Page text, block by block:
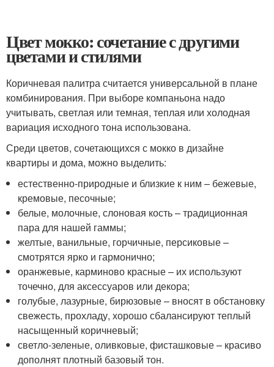
Цвет мокко: сочетание с другими
цветами и стилями
Коричневая палитра считается универсальной в плане
комбинирования. При выборе компаньона надо
учитывать, светлая или темная, теплая или холодная
вариация исходного тона использована.
Среди цветов, сочетающихся с мокко в дизайне
квартиры и дома, можно выделить:
естественно-природные и близкие к ним – бежевые,
кремовые, песочные;
белые, молочные, слоновая кость – традиционная
пара для нашей гаммы;
желтые, ванильные, горчичные, персиковые –
смотрятся ярко и гармонично;
оранжевые, карминово красные – их используют
точечно, для аксессуаров или декора;
голубые, лазурные, бирюзовые – вносят в обстановку
свежесть, прохладу, хорошо сбалансируют теплый
насыщенный коричневый;
светло-зеленые, оливковые, фисташковые – красиво
дополнят плотный базовый тон.